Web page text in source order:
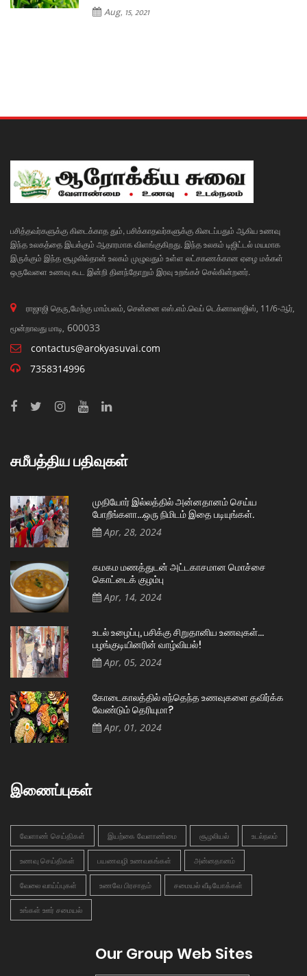
Aug, 15, 2021
பசித்தவர்களுக்கு கிடைக்காத தும், பசிக்காதவர்களுக்கு கிடைப்பதும் ஆகிய உணவு
இந்த உலகத்தை இயக்கும் ஆதாரமாக விளங்குகிறது. இந்த உலகம் டிஜிட்டல் மயமாக
இருக்கும் இந்த சூழலில்தான் உலகம் முழுவதும் உள்ள லட்சகணக்கான ஏழை மக்கள்
ஒருவேளை உணவு கூட இன்றி தினந்தோறும் இரவு உறங்கச் செல்கின்றனர்.
ராஜாஜி தெரு,மேற்கு மாம்பலம், சென்னை எஸ்.எம்.வெப் டெக்னாலாஜிஸ், 11/6-ஆர்,
மூன்றாவது மாடி, 600033
contactus@arokyasuvai.com
7358314996
சமீபத்திய பதிவுகள்
முதியோர் இல்லத்தில் அன்னதானம் செய்ய
போறீங்களா…ஒரு நிமிடம் இதை படியுங்கள்.
Apr, 28, 2024
கமகம மணத்துடன் அட்டகாசமான மொச்சை
கொட்டைக் குழம்பு
Apr, 14, 2024
உடல் உழைப்பு, பசிக்கு சிறுதானிய உணவுகள்…
பழங்குடியினரின் வாழ்வியல்!
Apr, 05, 2024
கோடைகாலத்தில் எந்தெந்த உணவுகளை தவிர்க்க
வேண்டும் தெரியுமா?
Apr, 01, 2024
இணைப்புகள்
வேளாண் செய்திகள் இயற்கை வேளாண்மை சூழலியல் உடல்நலம்
உணவு செய்திகள் பயணவழி உணவகங்கள் அன்னதானம்
வேலை வாய்ப்புகள் உணவே பிரசாதம் சமையல் வீடியோக்கள்
உங்கள் ஊர் சமையல்
Our Group Web Sites